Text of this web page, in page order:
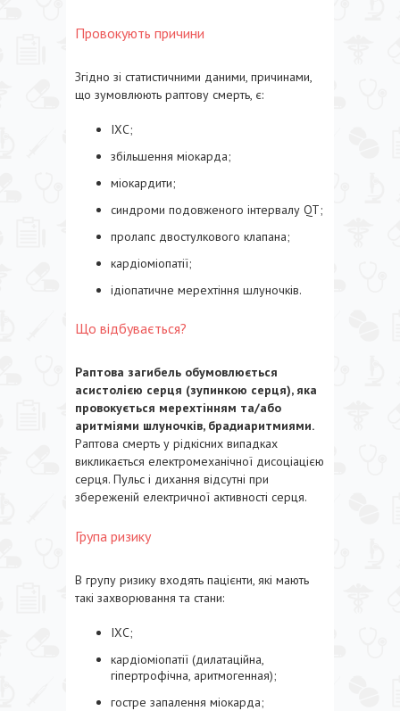
Провокують причини
Згідно зі статистичними даними, причинами,
що зумовлюють раптову смерть, є:
ІХС;
збільшення міокарда;
міокардити;
синдроми подовженого інтервалу QT;
пролапс двостулкового клапана;
кардіоміопатії;
ідіопатичне мерехтіння шлуночків.
Що відбувається?
Раптова загибель обумовлюється
асистолією серця (зупинкою серця), яка
провокується мерехтінням та/або
аритміями шлуночків, брадиаритмиями.
Раптова смерть у рідкісних випадках
викликається електромеханічної дисоціацією
серця. Пульс і дихання відсутні при
збереженій електричної активності серця.
Група ризику
В групу ризику входять пацієнти, які мають
такі захворювання та стани:
ІХС;
кардіоміопатії (дилатаційна,
гіпертрофічна, аритмогенная);
гостре запалення міокарда;